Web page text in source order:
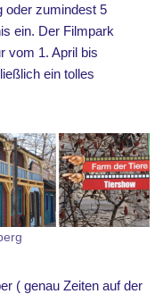
oder zumindest 5
ein. Der Filmpark
vom 1. April bis
ein tolles
( genau Zeiten auf der